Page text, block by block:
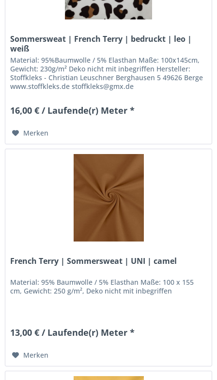
Sommersweat | French Terry | bedruckt | leo |
weiß
Material: 95%Baumwolle / 5% Elasthan Maße: 100x145cm,
Gewicht: 230g/m² Deko nicht mit inbegriffen Hersteller:
Stoffkleks - Christian Leuschner Berghausen 5 49626 Berge
www.stoffkleks.de stoffkleks@gmx.de
16,00 € / Laufende(r) Meter *
Merken
French Terry | Sommersweat | UNI | camel
Material: 95% Baumwolle / 5% Elasthan Maße: 100 x 155
cm, Gewicht: 250 g/m², Deko nicht mit inbegriffen
13,00 € / Laufende(r) Meter *
Merken